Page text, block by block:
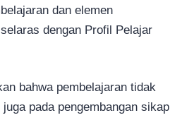
dan elemen
dengan Profil Pelajar
bahwa pembelajaran tidak
pada pengembangan sikap